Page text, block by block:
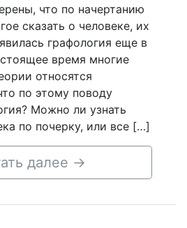
что по начертанию
сказать о человеке, их
графология еще в
время многие
относятся
по этому поводу
Можно ли узнать
по почерку, или все […]
далее →